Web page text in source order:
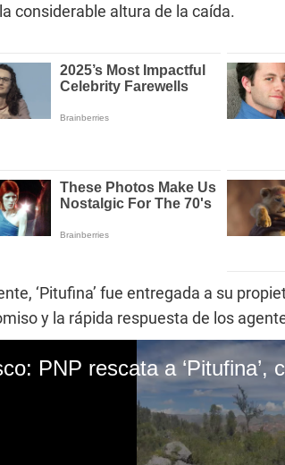
considerable altura de la caída.
‘Pitufina’ fue entregada a su
y la rápida respuesta de los